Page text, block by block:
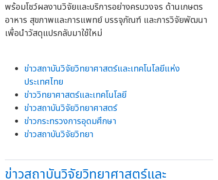
พร้อมโชว์ผลงานวิจัยและบริการอย่างครบวงจร ด้านเกษตร
อาหาร สุขภาพและการแพทย์ บรรจุภัณฑ์ และการวิจัยพัฒนา
เพื่อนำวัสดุแปรกลับมาใช้ใหม่
ข่าวสถาบันวิจัยวิทยาศาสตร์และเทคโนโลยีแห่ง
ประเทศไทย
ข่าววิทยาศาสตร์และเทคโนโลยี
ข่าวสถาบันวิจัยวิทยาศาสตร์
ข่าวกระทรวงการอุดมศึกษา
ข่าวสถาบันวิจัยวิทยา
ข่าวสถาบันวิจัยวิทยาศาสตร์และ